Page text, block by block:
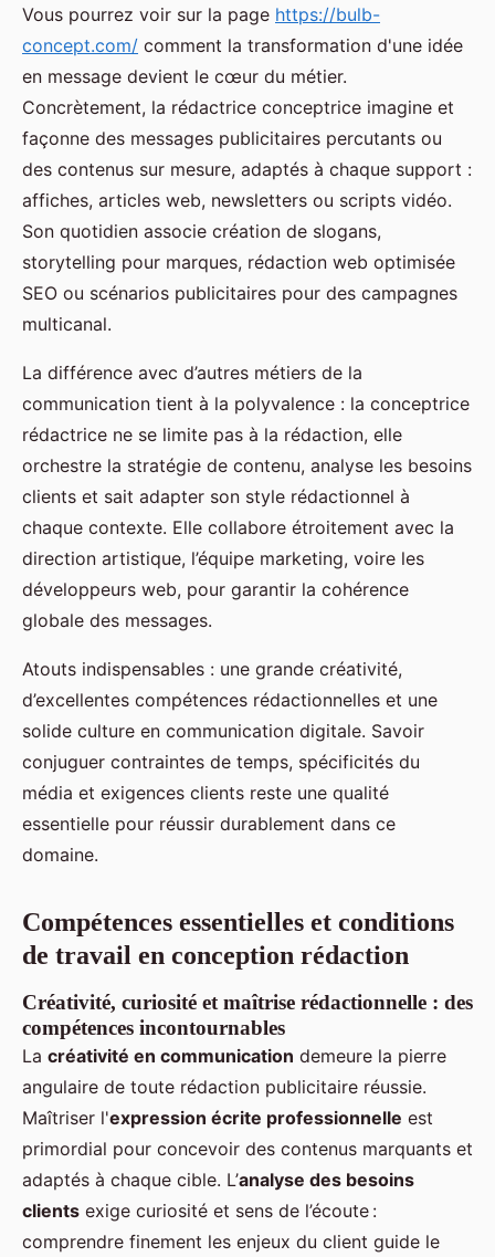
Vous pourrez voir sur la page https://bulb-
concept.com/ comment la transformation d'une idée
en message devient le cœur du métier.
Concrètement, la rédactrice conceptrice imagine et
façonne des messages publicitaires percutants ou
des contenus sur mesure, adaptés à chaque support :
affiches, articles web, newsletters ou scripts vidéo.
Son quotidien associe création de slogans,
storytelling pour marques, rédaction web optimisée
SEO ou scénarios publicitaires pour des campagnes
multicanal.
La différence avec d’autres métiers de la
communication tient à la polyvalence : la conceptrice
rédactrice ne se limite pas à la rédaction, elle
orchestre la stratégie de contenu, analyse les besoins
clients et sait adapter son style rédactionnel à
chaque contexte. Elle collabore étroitement avec la
direction artistique, l’équipe marketing, voire les
développeurs web, pour garantir la cohérence
globale des messages.
Atouts indispensables : une grande créativité,
d’excellentes compétences rédactionnelles et une
solide culture en communication digitale. Savoir
conjuguer contraintes de temps, spécificités du
média et exigences clients reste une qualité
essentielle pour réussir durablement dans ce
domaine.
Compétences essentielles et conditions
de travail en conception rédaction
Créativité, curiosité et maîtrise rédactionnelle : des
compétences incontournables
La créativité en communication demeure la pierre
angulaire de toute rédaction publicitaire réussie.
Maîtriser l'expression écrite professionnelle est
primordial pour concevoir des contenus marquants et
adaptés à chaque cible. L’analyse des besoins
clients exige curiosité et sens de l’écoute :
comprendre finement les enjeux du client guide le